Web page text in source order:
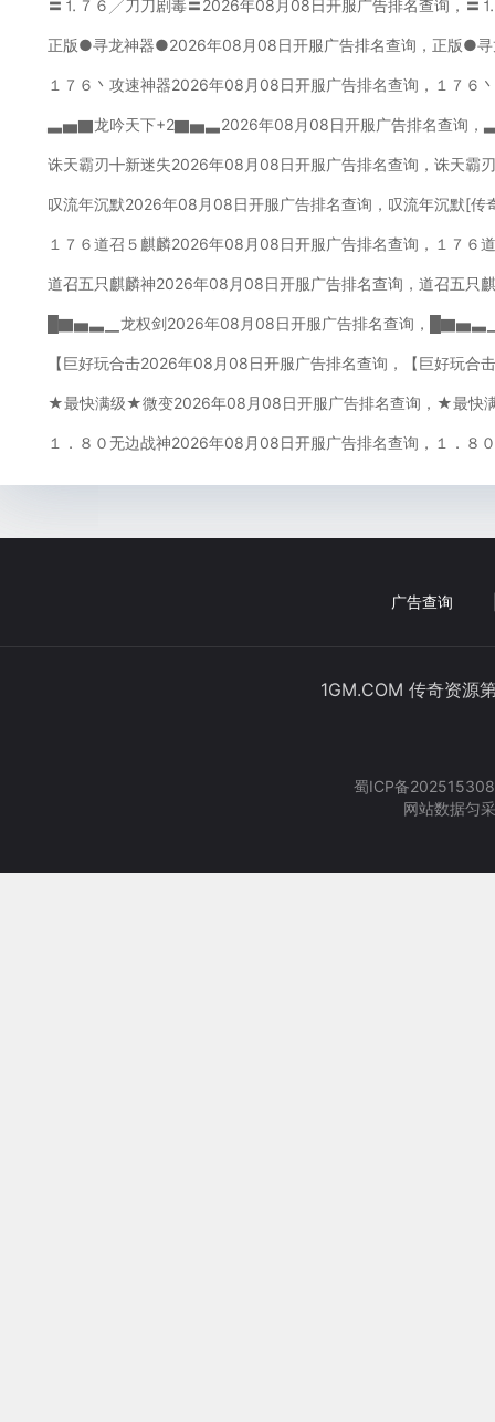
〓⒈７６╱刀刀剧毒〓2026年08月08日开服广告排名查询，〓
正版●寻龙神器●2026年08月08日开服广告排名查询，正版●
１７６丶攻速神器2026年08月08日开服广告排名查询，１７６
▃▅▇龙吟天下+2▇▅▃2026年08月08日开服广告排名查询
诛天霸刃╋新迷失2026年08月08日开服广告排名查询，诛天霸
叹流年沉默2026年08月08日开服广告排名查询，叹流年沉默[传
１７６道召５麒麟2026年08月08日开服广告排名查询，１７６
道召五只麒麟神2026年08月08日开服广告排名查询，道召五只
█▇▅▃▁龙权剑2026年08月08日开服广告排名查询，█▇▅▃▁
【巨好玩合击2026年08月08日开服广告排名查询，【巨好玩合
★最快满级★微变2026年08月08日开服广告排名查询，★最快
１．８０无边战神2026年08月08日开服广告排名查询，１．８
广告查询
1GM.COM 传奇资源
蜀ICP备
网站数据匀